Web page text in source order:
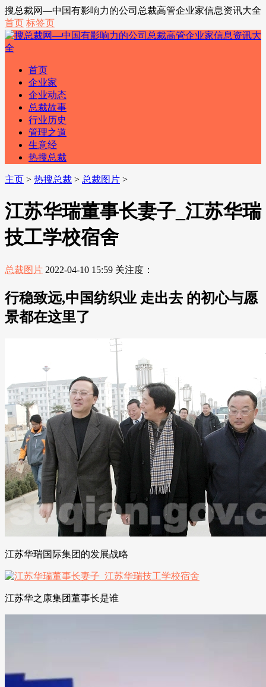
搜总裁网—中国有影响力的公司总裁高管企业家信息资讯大全
首页 标签页
首页
企业家
企业动态
总裁故事
行业历史
管理之道
生意经
热搜总裁
主页 > 热搜总裁 > 总裁图片 >
江苏华瑞董事长妻子_江苏华瑞
技工学校宿舍
总裁图片 2022-04-10 15:59 关注度：
行稳致远,中国纺织业 走出去 的初心与愿
景都在这里了
江苏华瑞国际集团的发展战略
江苏华之康集团董事长是谁